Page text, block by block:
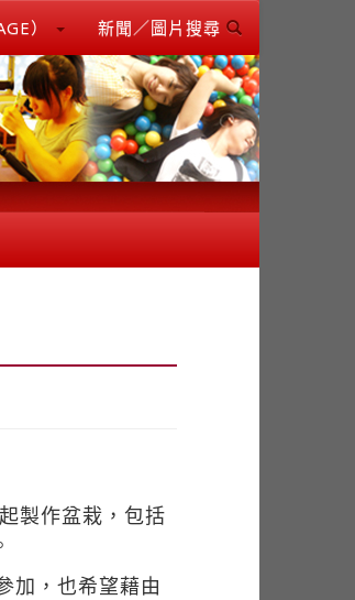
） 新聞／圖片搜尋
製作盆栽，包括
加，也希望藉由